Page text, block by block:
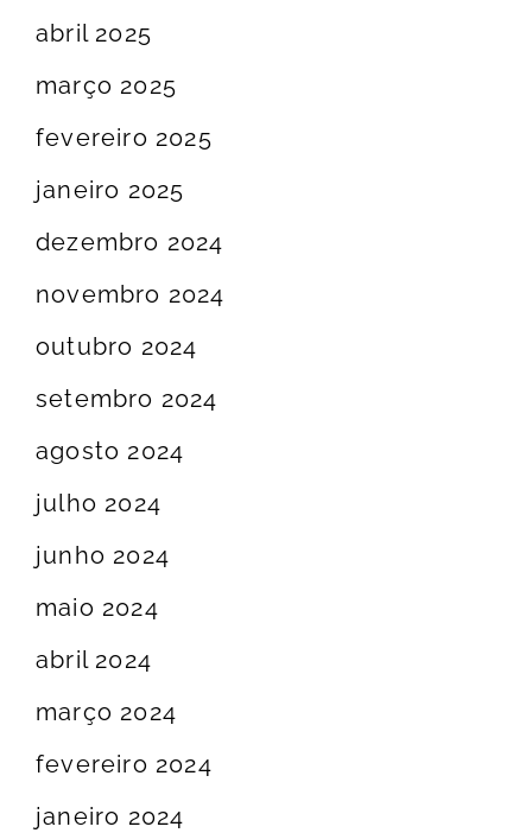
abril 2025
março 2025
fevereiro 2025
janeiro 2025
dezembro 2024
novembro 2024
outubro 2024
setembro 2024
agosto 2024
julho 2024
junho 2024
maio 2024
abril 2024
março 2024
fevereiro 2024
janeiro 2024